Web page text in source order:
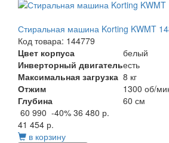
Стиральная машина Korting KWMT
Код товара: 144779
Цвет корпуса
белый
Инверторный двигательесть
Максимальная загрузка 8 кг
Отжим
1300 об/
Глубина
60 см
60 990 -40% 36 480 р.
41 454 р.
в корзину